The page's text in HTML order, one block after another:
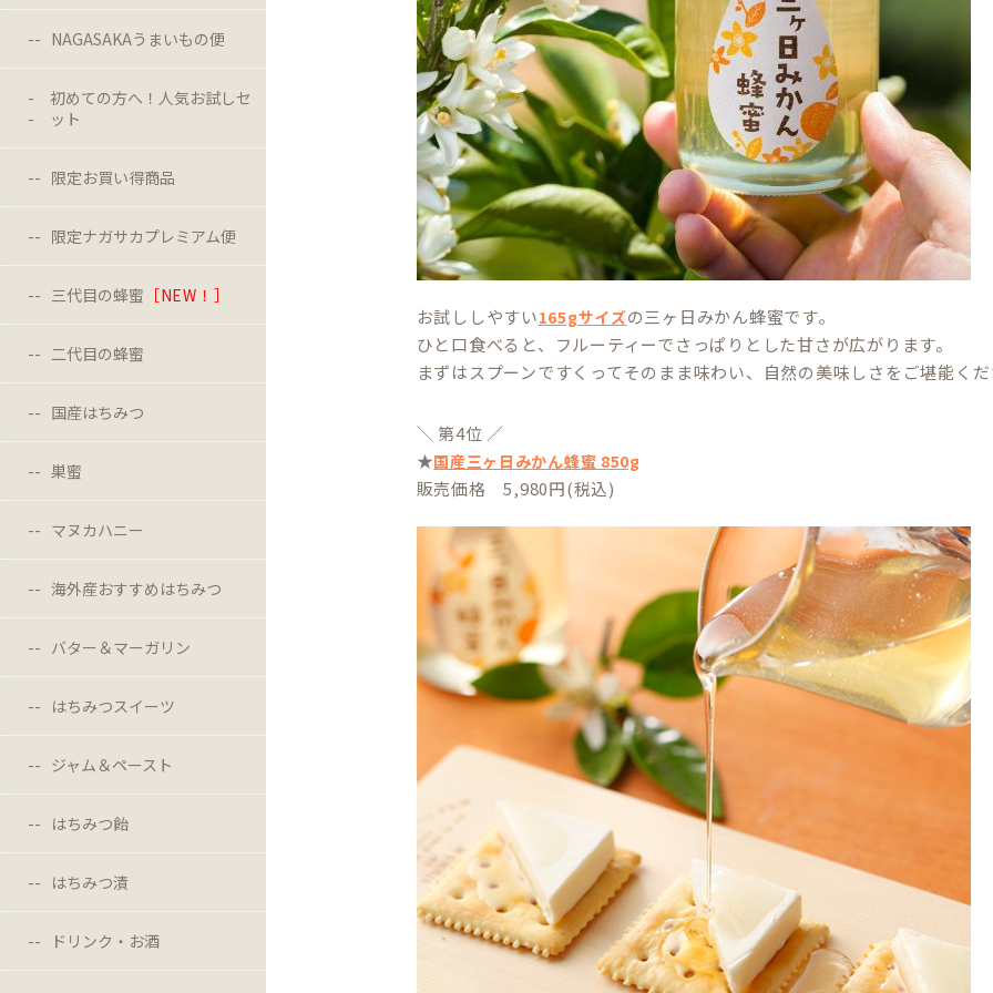
NAGASAKAうまいもの便
初めての方へ！人気お試しセ
ット
限定お買い得商品
限定ナガサカプレミアム便
三代目の蜂蜜 ［NEW！］
二代目の蜂蜜
国産はちみつ
巣蜜
マヌカハニー
海外産おすすめはちみつ
バター＆マーガリン
はちみつスイーツ
ジャム＆ペースト
はちみつ飴
はちみつ漬
ドリンク・お酒
お試ししやすい165gサイズの三ヶ日みかん蜂蜜です。
ひと口食べると、フルーティーでさっぱりとした甘さが広がります。
まずはスプーンですくってそのまま味わい、自然の美味しさをご堪能く
＼ 第4位 ／
★国産三ヶ日みかん蜂蜜 850g
販売価格 5,980円(税込)